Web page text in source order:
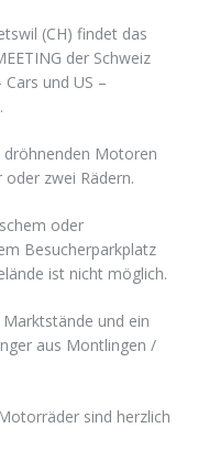
(CH) findet das
der Schweiz
und US –
dröhnenden Motoren
zwei Rädern.
oder
Besucherparkplatz
ist nicht möglich.
und ein
aus Montlingen /
sind herzlich